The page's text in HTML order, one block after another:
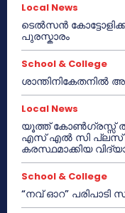
Local News
ടെൽസൻ
പുരസ്കാരം
School & College
ശാന്തിനികേതനിൽ
Local News
യൂത്ത് കോൺഗ്രസ്സ്
എസ് എൽ സി പ്ലസ് ടു
കരസ്ഥമാക്കിയ
School & College
“നവ് ഓറ” പരിപാടി